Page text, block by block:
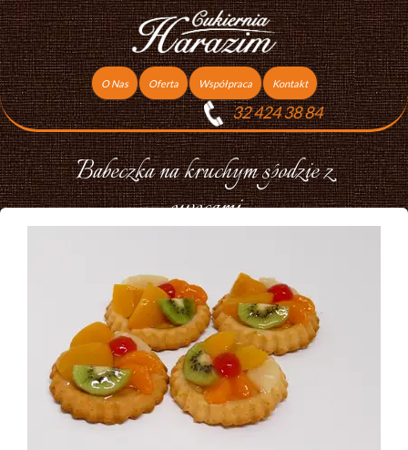
Babeczka na kruchym spodzie z
owocami
O Nas Oferta
Torty
Ciasta
Ciasteczka
Współpraca
Praca
Kontakt
32 424 38 84